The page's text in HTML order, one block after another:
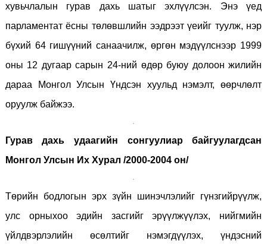
хувьчлалын гурав дахь шатыг эхлүүлсэн. Энэ үед
парламентат ёсны төлөвшлийн ээдрээт үеийг туулж, нэр
бүхий 64 гишүүний санаачилж, өргөн мэдүүлснээр 1999
оны 12 дугаар сарын 24-ний өдөр буюу долоон жилийн
дараа Монгол Улсын Үндсэн хуульд нэмэлт, өөрчлөлт
оруулж байжээ.
Гурав дахь удаагийн сонгуулиар байгуулагдсан
Монгол Улсын Их Хурал /2000-2004 он/
Төрийн бодлогын эрх зүйн шинэчлэлийг гүнзгийрүүлж,
улс орныхоо эдийн засгийг эрүүлжүүлэх, нийгмийн
үйлдвэрлэлийн өсөлтийг нэмэгдүүлэх, үндэсний